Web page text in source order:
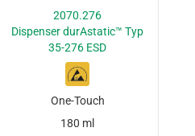
2070.276
Dispenser durAstatic™ Typ
35-276 ESD
One-Touch
180 ml